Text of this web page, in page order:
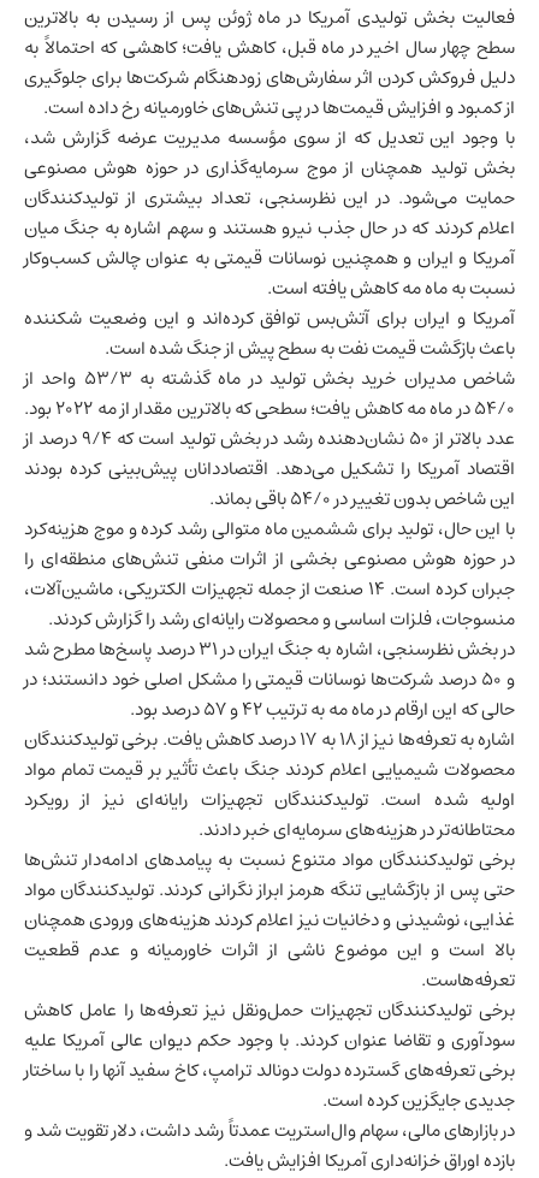
فعالیت بخش تولیدی آمریکا در ماه ژوئن پس از رسیدن به بالاترین
سطح چهار سال اخیر در ماه قبل، کاهش یافت؛ کاهشی که احتمالاً به
دلیل فروکش کردن اثر سفارش‌های زودهنگام شرکت‌ها برای جلوگیری
از کمبود و افزایش قیمت‌ها در پی تنش‌های خاورمیانه رخ داده است.
با وجود این تعدیل که از سوی مؤسسه مدیریت عرضه گزارش شد،
بخش تولید همچنان از موج سرمایه‌گذاری در حوزه هوش مصنوعی
حمایت می‌شود. در این نظرسنجی، تعداد بیشتری از تولیدکنندگان
اعلام کردند که در حال جذب نیرو هستند و سهم اشاره به جنگ میان
آمریکا و ایرانو همچنین نوسانات قیمتی به عنوان چالش کسب‌وکار
نسبت به ماه مه کاهش یافته است.
آمریکا و ایران برای آتش‌بس توافق کرده‌اند و این وضعیت شکننده
باعث بازگشت قیمت نفت به سطح پیش از جنگ شده است.
شاخص مدیران خرید بخش تولید در ماه گذشته به 53/3 واحد از
54/0 در ماه مه کاهش یافت؛ سطحی که بالاترین مقدار از مه 2022 بود.
عدد بالاتر از 50 نشان‌دهنده رشد در بخش تولید است که 9/4 درصد از
اقتصاد آمریکا را تشکیل می‌دهد. اقتصاددانان پیش‌بینی کرده بودند
این شاخص بدون تغییر در 54/0 باقی بماند.
با این حال، تولید برای ششمین ماه متوالی رشد کرده و موج هزینه‌کرد
در حوزه هوش مصنوعی بخشی از اثرات منفی تنش‌های منطقه‌ای را
جبران کرده است. 14 صنعت از جمله تجهیزات الکتریکی، ماشین‌آلات،
منسوجات، فلزات اساسی و محصولات رایانه‌ای رشد را گزارش کردند.
در بخش نظرسنجی، اشاره به جنگ ایران در 31 درصد پاسخ‌ها مطرح شد
و 50 درصد شرکت‌ها نوسانات قیمتی را مشکل اصلی خود دانستند؛ در
حالی که این ارقام در ماه مه به ترتیب 42 و 57 درصد بود.
اشاره به تعرفه‌ها نیز از 18 به 17 درصد کاهش یافت. برخی تولیدکنندگان
محصولات شیمیایی اعلام کردند جنگ باعث تأثیر بر قیمت تمام مواد
اولیه شده است. تولیدکنندگان تجهیزات رایانه‌ای نیز از رویکرد
محتاطانه‌تر در هزینه‌های سرمایه‌ای خبر دادند.
برخی تولیدکنندگان مواد متنوع نسبت به پیامدهای ادامه‌دار تنش‌ها
حتی پس از بازگشایی تنگه هرمز ابراز نگرانی کردند. تولیدکنندگان مواد
غذایی، نوشیدنی و دخانیات نیز اعلام کردند هزینه‌های ورودی همچنان
بالا است و این موضوع ناشی از اثرات خاورمیانه و عدم قطعیت
تعرفه‌هاست.
برخی تولیدکنندگان تجهیزات حمل‌ونقل نیز تعرفه‌ها را عامل کاهش
سودآوری و تقاضا عنوان کردند. با وجود حکم دیوان عالی آمریکا علیه
برخی تعرفه‌های گسترده دولت دونالد ترامپ، کاخ سفید آنها را با ساختار
جدیدی جایگزین کرده است.
در بازارهای مالی، سهام وال‌استریت عمدتاً رشد داشت، دلار تقویت شد و
بازده اوراق خزانه‌داری آمریکا افزایش یافت.